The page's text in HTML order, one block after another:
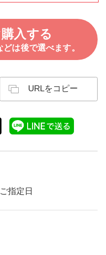
入する
は後で選べます。
URLをコピー
指定日